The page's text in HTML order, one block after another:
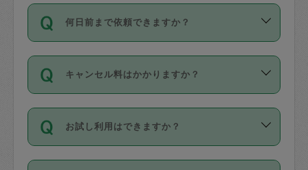
時間も被らない場合、損害保険の対象外
社員など様々なバックグラウンドの方が
登録しています。
日本語も話せる方など様々です。
ールに記載していますので、各自の得意
確認しています。タスカジさんトレーニ
ング動画を使ったセルフトレーニングの
現場トライアルを受け、合格したタスカ
ジさんが活動されています。
※テストセンターの講評は１件目のレビュ
依頼者とタスカジさんとの間でタスカジ
を通して成立した作業時間内での作業に
適用されます。作業範囲は、掃除、洗
です。作業中に物を壊したり、人にけが
をさせたりした場合が対象で、補償金額
す。
何日前まで依頼できますか？
ご依頼は、現在を起点に3日後（72時間
以降）の日時から受付可能となっていま
す。
タスカジさんへ「募集」をかけることが
可能です。
キャンセル料はかかりますか？
キャンセル料には、以下の2種類がありま
す。
お試し利用はできますか？
「お試し利用」というメニューはありま